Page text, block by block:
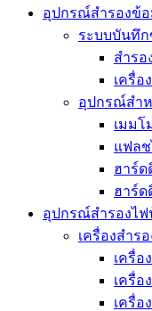
อุปกรณ์สำรองข้
ระบบบันทึ
สำร
เครื่อ
อุปกรณ์สำ
เมมโ
แฟลช
ฮาร์
ฮาร์ด
อุปกรณ์สำรองไฟ
เครื่องสำร
เครื่อ
เครื่อ
เครื่อ